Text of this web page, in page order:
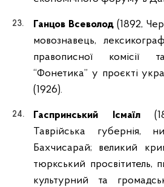
Ганцов Всеволод(1892,
мовознавець,
правописної комісії
“Фонетика” у проєкті
(1926).
Гаспринський Ісмаїл
Таврійська губернія,
Бахчисарай; великий
тюркський просвітитель,
культурний та